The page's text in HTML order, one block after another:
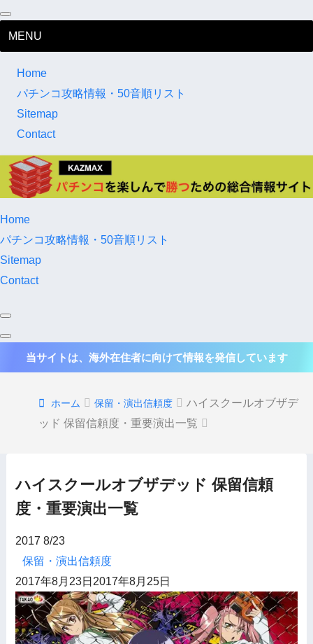
MENU
Home
パチンコ攻略情報・50音順リスト
Sitemap
Contact
Home
パチンコ攻略情報・50音順リスト
Sitemap
Contact
当サイトは、海外在住者に向けて情報を発信しています
ホーム 保留・演出信頼度
ハイスクールオブザデ
ッド 保留信頼度・重要演出一覧
ハイスクールオブザデッド 保留信頼
度・重要演出一覧
2017 8/23
保留・演出信頼度
2017年8月23日 2017年8月25日